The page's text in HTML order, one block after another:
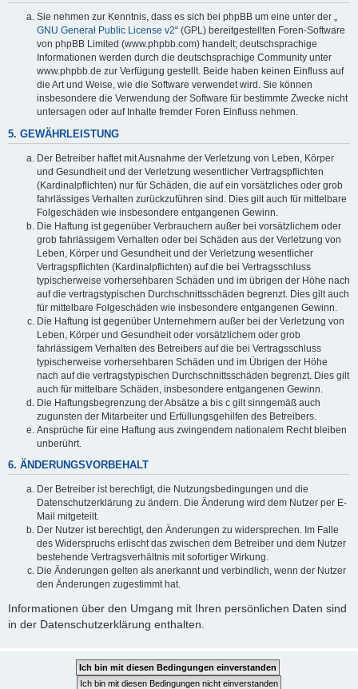
Sie nehmen zur Kenntnis, dass es sich bei phpBB um eine unter der „
GNU General Public License v2“ (GPL) bereitgestellten Foren-Software
von phpBB Limited (www.phpbb.com) handelt; deutschsprachige
Informationen werden durch die deutschsprachige Community unter
www.phpbb.de zur Verfügung gestellt. Beide haben keinen Einfluss auf
die Art und Weise, wie die Software verwendet wird. Sie können
insbesondere die Verwendung der Software für bestimmte Zwecke nicht
untersagen oder auf Inhalte fremder Foren Einfluss nehmen.
5. GEWÄHRLEISTUNG
Der Betreiber haftet mit Ausnahme der Verletzung von Leben, Körper
und Gesundheit und der Verletzung wesentlicher Vertragspflichten
(Kardinalpflichten) nur für Schäden, die auf ein vorsätzliches oder grob
fahrlässiges Verhalten zurückzuführen sind. Dies gilt auch für mittelbare
Folgeschäden wie insbesondere entgangenen Gewinn.
Die Haftung ist gegenüber Verbrauchern außer bei vorsätzlichem oder
grob fahrlässigem Verhalten oder bei Schäden aus der Verletzung von
Leben, Körper und Gesundheit und der Verletzung wesentlicher
Vertragspflichten (Kardinalpflichten) auf die bei Vertragsschluss
typischerweise vorhersehbaren Schäden und im übrigen der Höhe nach
auf die vertragstypischen Durchschnittsschäden begrenzt. Dies gilt auch
für mittelbare Folgeschäden wie insbesondere entgangenen Gewinn.
Die Haftung ist gegenüber Unternehmern außer bei der Verletzung von
Leben, Körper und Gesundheit oder vorsätzlichem oder grob
fahrlässigem Verhalten des Betreibers auf die bei Vertragsschluss
typischerweise vorhersehbaren Schäden und im Übrigen der Höhe
nach auf die vertragstypischen Durchschnittsschäden begrenzt. Dies gilt
auch für mittelbare Schäden, insbesondere entgangenen Gewinn.
Die Haftungsbegrenzung der Absätze a bis c gilt sinngemäß auch
zugunsten der Mitarbeiter und Erfüllungsgehilfen des Betreibers.
Ansprüche für eine Haftung aus zwingendem nationalem Recht bleiben
unberührt.
6. ÄNDERUNGSVORBEHALT
Der Betreiber ist berechtigt, die Nutzungsbedingungen und die
Datenschutzerklärung zu ändern. Die Änderung wird dem Nutzer per E-
Mail mitgeteilt.
Der Nutzer ist berechtigt, den Änderungen zu widersprechen. Im Falle
des Widerspruchs erlischt das zwischen dem Betreiber und dem Nutzer
bestehende Vertragsverhältnis mit sofortiger Wirkung.
Die Änderungen gelten als anerkannt und verbindlich, wenn der Nutzer
den Änderungen zugestimmt hat.
Informationen über den Umgang mit Ihren persönlichen Daten sind
in der Datenschutzerklärung enthalten.